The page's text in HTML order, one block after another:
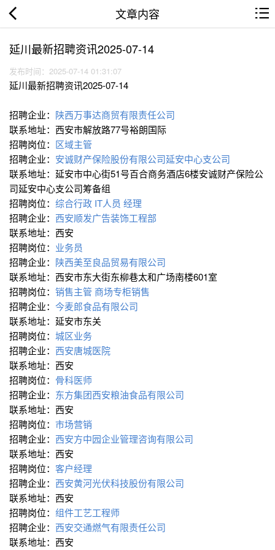
文章内容
延川最新招聘资讯2025-07-14
发布时间：2025-07-14 01:31:07
延川最新招聘资讯2025-07-14
招聘企业： 陕西万事达商贸有限责任公司
联系地址：西安市解放路77号裕朗国际
招聘岗位： 区域主管
招聘企业： 安诚财产保险股份有限公司延安中心支公司
联系地址：延安市中心街51号百合商务酒店6楼安诚财产保险公
司延安中心支公司筹备组
招聘岗位： 综合行政 IT人员 经理
招聘企业： 西安顺发广告装饰工程部
联系地址：西安
招聘岗位： 业务员
招聘企业： 陕西美至良品贸易有限公司
联系地址：西安市东大街东柳巷太和广场南楼601室
招聘岗位： 销售主管 商场专柜销售
招聘企业： 今麦郎食品有限公司
联系地址：延安市东关
招聘岗位： 城区业务
招聘企业： 西安唐城医院
联系地址：西安
招聘岗位： 骨科医师
招聘企业： 东方集团西安粮油食品有限公司
联系地址：西安
招聘岗位： 市场营销
招聘企业： 西安方中园企业管理咨询有限公司
联系地址：西安
招聘岗位： 客户经理
招聘企业： 西安黄河光伏科技股份有限公司
联系地址：西安
招聘岗位： 组件工艺工程师
招聘企业： 西安交通燃气有限责任公司
联系地址：西安